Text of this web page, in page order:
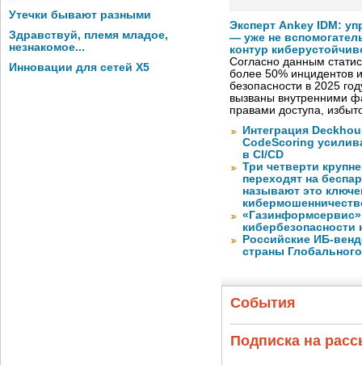
Утечки бывают разными
Здравствуй, племя младое,
незнакомое...
Инновации для сетей X5
Эксперт Ankey IDM:
— уже не
контур
Согласно данным
более 50% инцидентов
безопасности в 2025
вызваны внутренними
правами доступа,
Интеграция
CodeScoring
в CI/CD
Три четверти
переходят на
называют это
Российские ИБ-
страны
События
Подписка на